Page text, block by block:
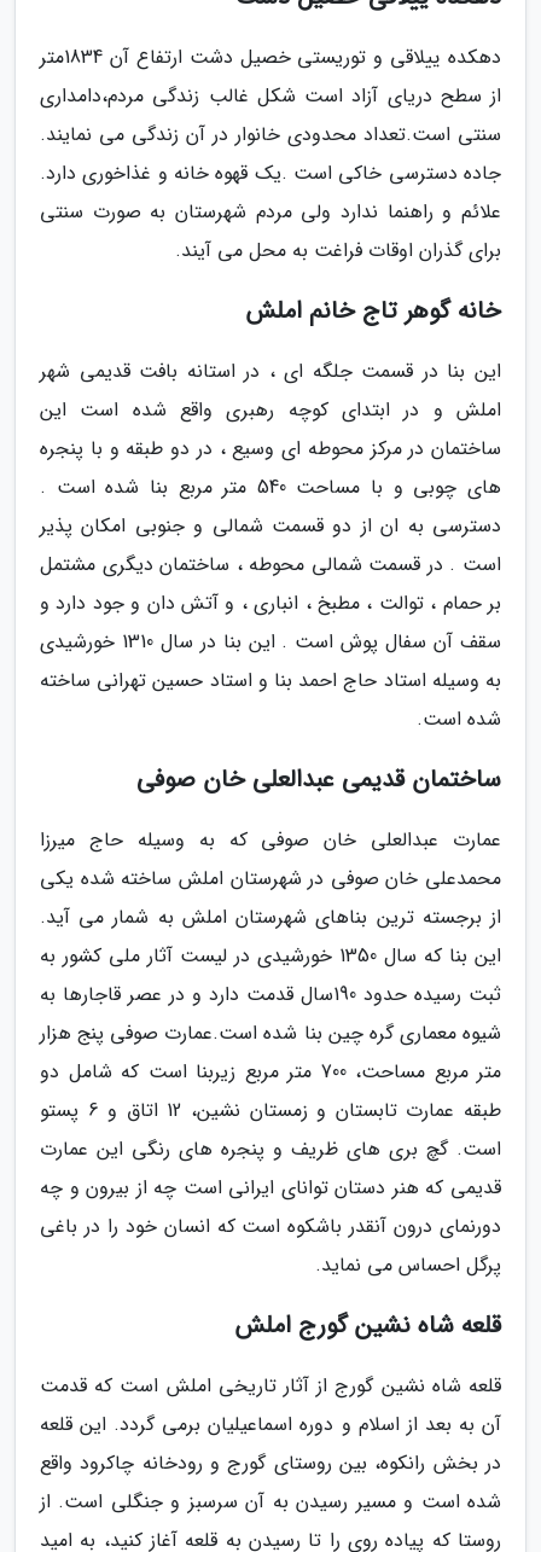
دهکده ییلاقی و توریستی خصیل دشت ارتفاع آن 1834متر
از سطح دریای آزاد است شکل غالب زندگی مردم،دامداری
سنتی است.تعداد محدودی خانوار در آن زندگی می نمایند.
جاده دسترسی خاکی است .یک قهوه خانه و غذاخوری دارد.
علائم و راهنما ندارد ولی مردم شهرستان به صورت سنتی
برای گذران اوقات فراغت به محل می آیند.
خانه گوهر تاج خانم املش
این بنا در قسمت جلگه ای ، در استانه بافت قدیمی شهر
املش و در ابتدای کوچه رهبری واقع شده است این
ساختمان در مرکز محوطه ای وسیع ، در دو طبقه و با پنجره
های چوبی و با مساحت 540 متر مربع بنا شده است .
دسترسی به ان از دو قسمت شمالی و جنوبی امکان پذیر
است . در قسمت شمالی محوطه ، ساختمان دیگری مشتمل
بر حمام ، توالت ، مطبخ ، انباری ، و آتش دان و جود دارد و
سقف آن سفال پوش است . این بنا در سال 1310 خورشیدی
به وسیله استاد حاج احمد بنا و استاد حسین تهرانی ساخته
شده است.
ساختمان قدیمی عبدالعلی خان صوفی
عمارت عبدالعلی خان صوفی که به وسیله حاج میرزا
محمدعلی خان صوفی در شهرستان املش ساخته شده یکی
از برجسته ترین بناهای شهرستان املش به شمار می آید.
این بنا که سال 1350 خورشیدی در لیست آثار ملی کشور به
ثبت رسیده حدود 190سال قدمت دارد و در عصر قاجارها به
شیوه معماری گره چین بنا شده است.عمارت صوفی پنج هزار
متر مربع مساحت، 700 متر مربع زیربنا است که شامل دو
طبقه عمارت تابستان و زمستان نشین، 12 اتاق و 6 پستو
است. گچ بری های ظریف و پنجره های رنگی این عمارت
قدیمی که هنر دستان توانای ایرانی است چه از بیرون و چه
دورنمای درون آنقدر باشکوه است که انسان خود را در باغی
پرگل احساس می نماید.
قلعه شاه نشین گورج املش
قلعه شاه نشین گورج از آثار تاریخی املش است که قدمت
آن به بعد از اسلام و دوره اسماعیلیان برمی گردد. این قلعه
در بخش رانکوه، بین روستای گورج و رودخانه چاکرود واقع
شده است و مسیر رسیدن به آن سرسبز و جنگلی است. از
روستا که پیاده روی را تا رسیدن به قلعه آغاز کنید، به امید